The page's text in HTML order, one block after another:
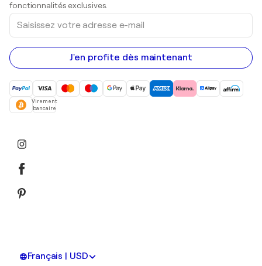
fonctionnalités exclusives.
Saisissez
votre
adresse
e-
mail
J'en profite dès maintenant
Virement
bancaire
Français | USD